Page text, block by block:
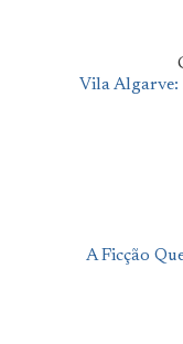
Vila Algarve:
A Ficção